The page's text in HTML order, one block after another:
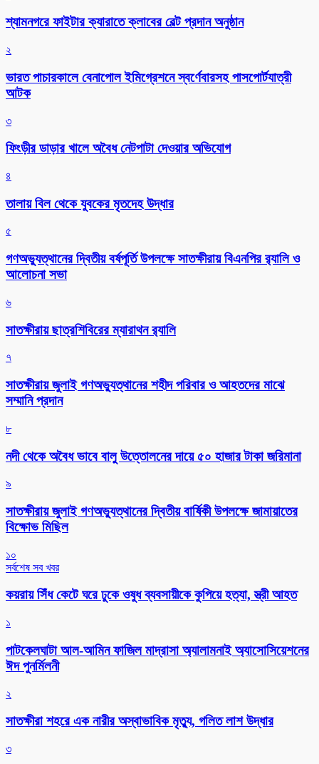
শ্যামনগরে ফাইটার ক্যারাতে ক্লাবের বেল্ট প্রদান অনুষ্ঠান
২
ভারত পাচারকালে বেনাপোল ইমিগ্রেশনে স্বর্ণেবারসহ পাসপোর্টযাত্রী
আটক
৩
ফিংড়ীর ডাড়ার খালে অবৈধ নেটপাটা দেওয়ার অভিযোগ
৪
তালায় বিল থেকে যুবকের মৃতদেহ উদ্ধার
৫
গণঅভ্যুত্থানের দ্বিতীয় বর্ষপূর্তি উপলক্ষে সাতক্ষীরায় বিএনপির র‌্যালি ও
আলোচনা সভা
৬
সাতক্ষীরায় ছাত্রশিবিরের ম্যারাথন র‌্যালি
৭
সাতক্ষীরায় জুলাই গণঅভ্যুত্থানের শহীদ পরিবার ও আহতদের মাঝে
সম্মানি প্রদান
৮
নদী থেকে অবৈধ ভাবে বালু উত্তোলনের দায়ে ৫০ হাজার টাকা জরিমানা
৯
সাতক্ষীরায় জুলাই গণঅভ্যুত্থানের দ্বিতীয় বার্ষিকী উপলক্ষে জামায়াতের
বিক্ষোভ মিছিল
১০
সর্বশেষ সব খবর
কয়রায় সিঁধ কেটে ঘরে ঢুকে ওষুধ ব্যবসায়ীকে কুপিয়ে হত্যা, স্ত্রী আহত
১
পাটকেলঘাটা আল-আমিন ফাজিল মাদ্রাসা অ্যালামনাই অ্যাসোসিয়েশনের
ঈদ পুনর্মিলনী
২
সাতক্ষীরা শহরে এক নারীর অস্বাভাবিক মৃত্যু, গলিত লাশ উদ্ধার
৩